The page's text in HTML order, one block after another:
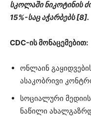
სკოლაში ნიკოტინის
15%-საც აჭარბებს [8].
CDC-ის მონაცემებით:
ონლაინ
ასაკობრივი
სოციალური
ნაწილი